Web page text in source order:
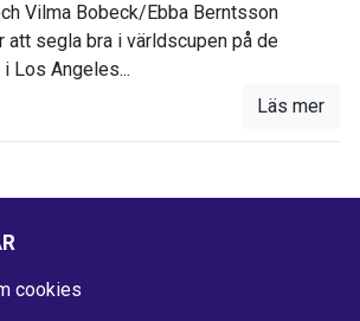
Vilma Bobeck/Ebba Berntsson
att segla bra i världscupen på de
Los Angeles...
Läs mer
cookies